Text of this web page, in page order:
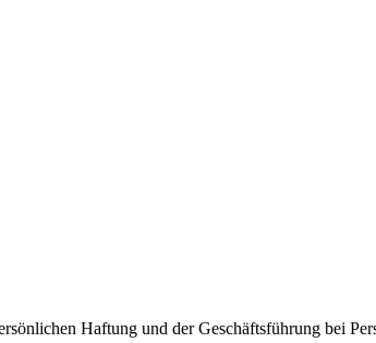
Haftung und der Geschäftsführung bei